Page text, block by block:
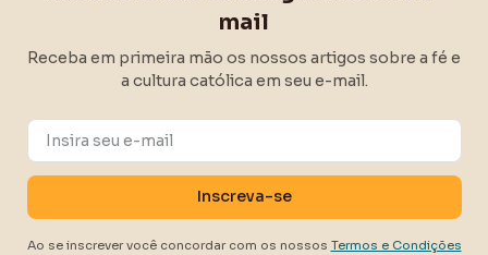
mail
Receba em primeira mão os nossos artigos sobre a fé e
a cultura católica em seu e-mail.
Ao se inscrever você concordar com os nossos Termos e Condições